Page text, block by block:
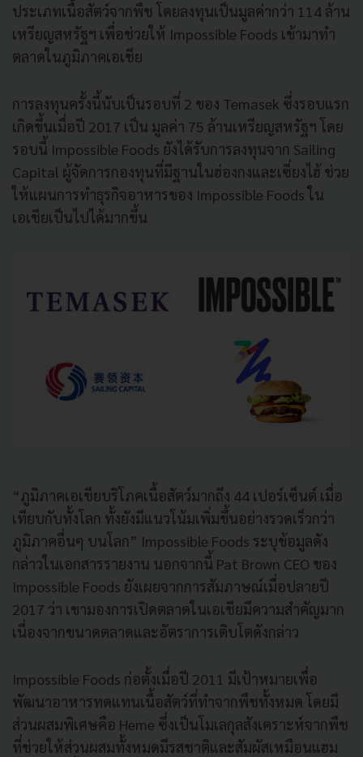
ประเภทเนื้อสัตว์จากพืช โดยลงทุนเป็นมูลค่ากว่า 114 ล้าน
เหรียญสหรัฐฯ เพื่อช่วยให้ Impossible Foods เข้ามาทำ
ตลาดในภูมิภาคเอเชีย
การลงทุนครั้งนี้นับเป็นรอบที่ 2 ของ Temasek ซึ่งรอบแรก
เกิดขึ้นเมื่อปี 2017 เป็น มูลค่า 75 ล้านเหรียญสหรัฐฯ โดย
รอบนี้ Impossible Foods ยังได้รับการลงทุนจาก Sailing
Capital ผู้จัดการกองทุนที่มีฐานในฮ่องกงและเซี่ยงไฮ้ ช่วย
ให้แผนการทำธุรกิจอาหารของ Impossible Foodsใน
เอเชียเป็นไปได้มากขึ้น
“ภูมิภาคเอเชียบริโภคเนื้อสัตว์มากถึง 44 เปอร์เซ็นต์ เมื่อ
เทียบกับทั้งโลก ทั้งยังมีแนวโน้มเพิ่มขึ้นอย่างรวดเร็วกว่า
ภูมิภาคอื่นๆ บนโลก” Impossible Foods ระบุข้อมูลดัง
กล่าวในเอกสารรายงาน นอกจากนี้ Pat Brown CEO ของ
Impossible Foods ยังเผยจากการสัมภาษณ์เมื่อปลายปี
2017 ว่า เขามองการเปิดตลาดในเอเชียมีความสำคัญมาก
เนื่องจากขนาดตลาดและอัตราการเติบโตดังกล่าว
Impossible Foods ก่อตั้งเมื่อปี 2011 มีเป้าหมายเพื่อ
พัฒนาอาหารทดแทนเนื้อสัตว์ที่ทำจากพืชทั้งหมด โดยมี
ส่วนผสมพิเศษคือ Heme ซึ่งเป็นโมเลกุลสังเคราะห์จากพืช
ที่ช่วยให้ส่วนผสมทั้งหมดมีรสชาติและสัมผัสเหมือนแฮม